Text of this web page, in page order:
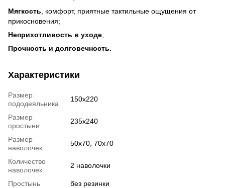
Мягкость , комфорт, приятные тактильные ощущения от
прикосновения;
Неприхотливость в уходе;
Прочность и долговечность.
Характеристики
Размер
пододеяльника
150x220
Размер
простыни
235x240
Размер
наволочек
50x70, 70x70
Количество
наволочек
2 наволочки
Простынь
без резинки